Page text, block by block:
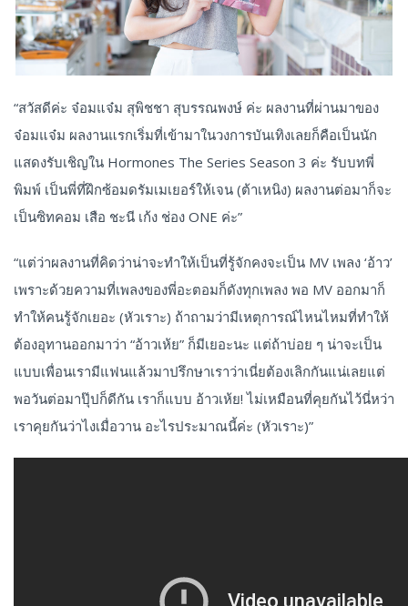
“สวัสดีค่ะ จ๋อมแจ๋ม สุพิชชา สุบรรณพงษ์ ค่ะ ผลงานที่ผ่านมาของ
จ๋อมแจ๋ม ผลงานแรกเริ่มที่เข้ามาในวงการบันเทิงเลยก็คือเป็นนัก
แสดงรับเชิญใน Hormones The Series Season 3 ค่ะ รับบทพี่
พิมพ์ เป็นพี่ที่ฝึกซ้อมดรัมเมเยอร์ให้เจน (ต้าเหนิง) ผลงานต่อมาก็จะ
เป็นซิทคอม เสือ ชะนี เก้ง ช่อง ONE ค่ะ”
“แต่ว่าผลงานที่คิดว่าน่าจะทำให้เป็นที่รู้จักคงจะเป็น MV เพลง ‘อ้าว’
เพราะด้วยความที่เพลงของพี่อะตอมก็ดังทุกเพลง พอ MV ออกมาก็
ทำให้คนรู้จักเยอะ (หัวเราะ) ถ้าถามว่ามีเหตุการณ์ไหนไหมที่ทำให้
ต้องอุทานออกมาว่า “อ้าวเห้ย” ก็มีเยอะนะ แต่ถ้าบ่อย ๆ น่าจะเป็น
แบบเพื่อนเรามีแฟนแล้วมาปรึกษาเราว่าเนี่ยต้องเลิกกันแน่เลยแต่
พอวันต่อมาปุ๊ปก็ดีกัน เราก็แบบ อ้าวเห้ย! ไม่เหมือนที่คุยกันไว้นี่หว่า
เราคุยกันว่าไงเมื่อวาน อะไรประมาณนี้ค่ะ (หัวเราะ)”